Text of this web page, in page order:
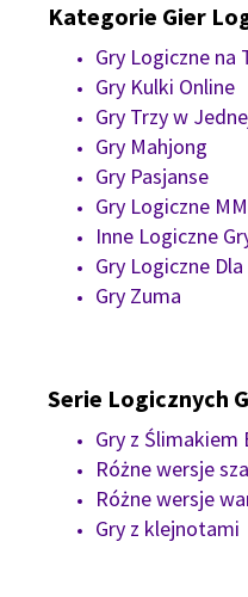
Kategorie Gier
Gry Logiczne na
Gry Kulki Online
Gry Trzy w
Gry Mahjong
Gry Pasjanse
Gry Logiczne
Inne Logiczne
Gry Logiczne Dla
Gry Zuma
Serie Logicznych
Gry z Ślimakiem
Różne wersje
Różne wersje
Gry z klejnotami